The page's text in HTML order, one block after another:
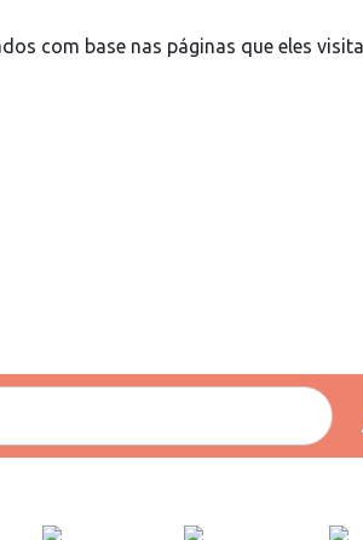
com base nas páginas que eles